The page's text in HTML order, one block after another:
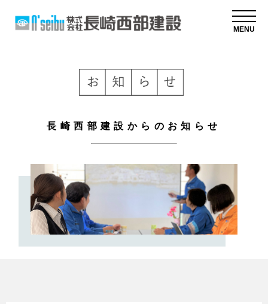
MENU
長崎西部建設からのお知らせ